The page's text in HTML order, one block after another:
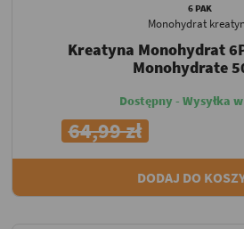
6 PAK
Monohydrat
Kreatyna Monohydrat
Monohydrate
Dostępny - Wysyłka
64,99 zł
DODAJ DO